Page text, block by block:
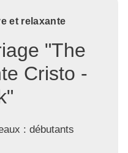
et relaxante
"The
Cristo -
: débutants